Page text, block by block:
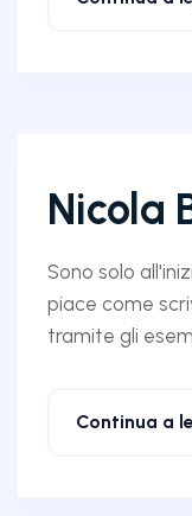
Nicola
Sono solo
piace come
tramite gli
Continua a